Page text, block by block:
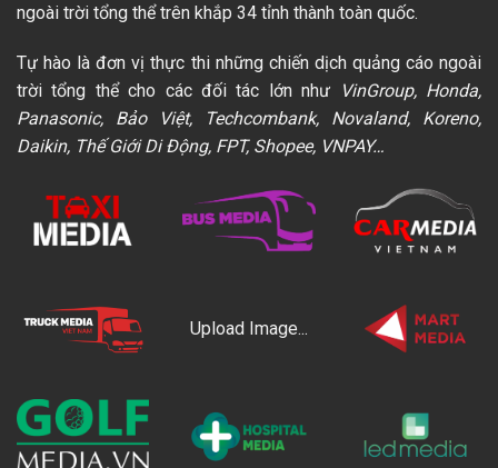
ngoài trời tổng thể trên khắp 34 tỉnh thành toàn quốc.
Tự hào là đơn vị thực thi những chiến dịch quảng cáo ngoài
trời tổng thể cho các đối tác lớn như
VinGroup, Honda,
Panasonic, Bảo Việt, Techcombank, Novaland, Koreno,
Daikin, Thế Giới Di Động, FPT, Shopee, VNPAY…
Upload Image...